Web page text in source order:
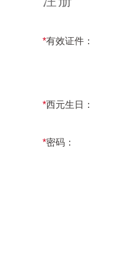
*有效证件：
*西元生日：
*密码：